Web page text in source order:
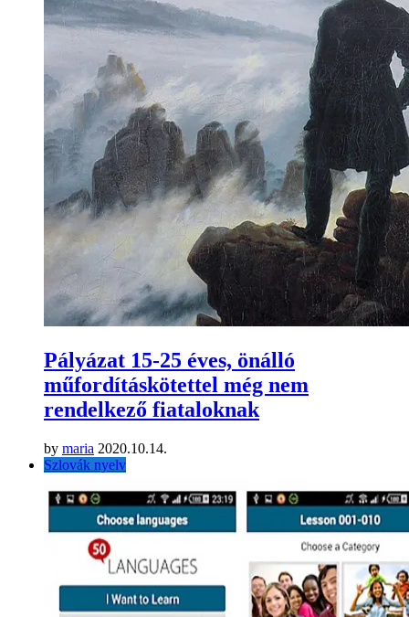
Pályázat 15-25 éves, önálló
műfordításkötettel még nem
rendelkező fiataloknak
by maria 2020.10.14.
Szlovák nyelv